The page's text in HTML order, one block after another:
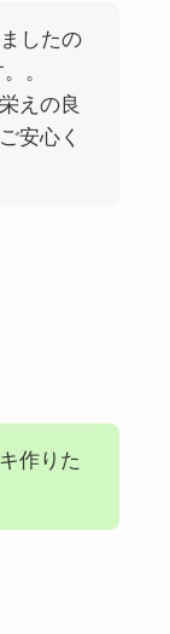
したの
。
えの良
安心く
作りた